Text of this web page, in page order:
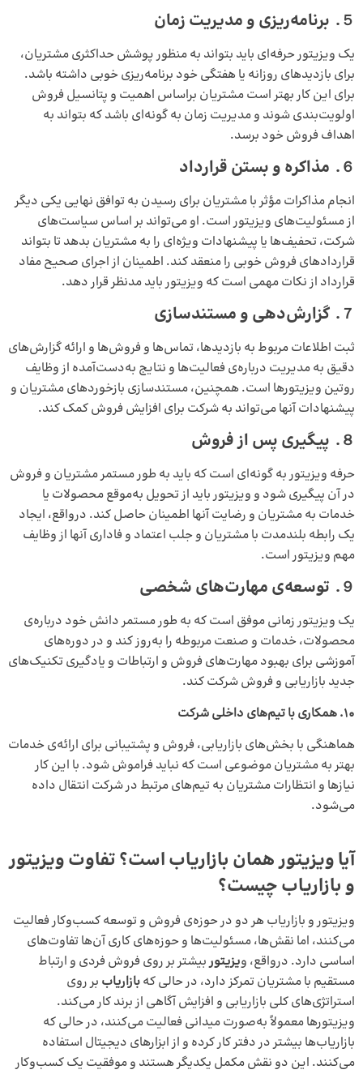
５. برنامه‌ریزی و مدیریت زمان
یک ویزیتور حرفه‌ای باید بتواند به منظور پوشش حداکثری مشتریان،
برای بازدیدهای روزانه یا هفتگی خود برنامه‌ریزی خوبی داشته باشد.
برای این کار بهتر است مشتریان براساس اهمیت و پتانسیل فروش
اولویت‌بندی شوند و مدیریت زمان به گونه‌ای باشد که بتواند به
اهداف فروش خود برسد.
６. مذاکره و بستن قرارداد
انجام مذاکرات مؤثر با مشتریان برای رسیدن به توافق نهایی یکی دیگر
از مسئولیت‌های ویزیتور است. او می‌تواند بر اساس سیاست‌های
شرکت، تحفیف‌ها یا پیشنهادات ویژه‌ای را به مشتریان بدهد تا بتواند
قراردادهای فروش خوبی را منعقد کند. اطمینان از اجرای صحیح مفاد
قرارداد از نکات مهمی است که ویزیتور باید مدنظر قرار دهد.
７. گزارش‌دهی و مستندسازی
ثبت اطلاعات مربوط به بازدیدها، تماس‌ها و فروش‌ها و ارائه‌ گزارش‌های
دقیق به مدیریت درباره‌ی فعالیت‌ها و نتایج به‌دست‌آمده از وظایف
روتین ویزیتورها است. همچنین، مستندسازی بازخوردهای مشتریان و
پیشنهادات آنها می‌تواند به شرکت برای افزایش فروش کمک کند.
８. پیگیری پس از فروش
حرفه ویزیتور به گونه‌ای است که باید به طور مستمر مشتریان و فروش
در آن پیگیری شود و ویزیتور باید از تحویل به‌موقع محصولات یا
خدمات به مشتریان و رضایت آنها اطمینان حاصل کند. درواقع، ایجاد
یک رابطه بلندمدت با مشتریان و جلب اعتماد و فاداری آنها از وظایف
مهم ویزیتور است.
９. توسعه‌ی مهارت‌های شخصی
یک ویزیتور زمانی موفق است که به طور مستمر دانش خود درباره‌ی
محصولات، خدمات و صنعت مربوطه را به‌روز کند و در دوره‌های
آموزشی برای بهبود مهارت‌های فروش و ارتباطات و یادگیری تکنیک‌های
جدید بازاریابی و فروش شرکت کند.
10
.همکاری با تیم‌های داخلی شرکت
هماهنگی با بخش‌های بازاریابی، فروش و پشتیبانی برای ارائه‌ی خدمات
بهتر به مشتریان موضوعی است که نباید فراموش شود. با این کار
نیازها و انتظارات مشتریان به تیم‌های مرتبط در شرکت انتقال داده
می‌شود.
آیا ویزیتور همان بازاریاب است؟ تفاوت ویزیتور
و بازاریاب چیست؟
ویزیتور و بازاریاب هر دو در حوزه‌ی فروش و توسعه‌ کسب‌وکار فعالیت
می‌کنند، اما نقش‌ها، مسئولیت‌ها و حوزه‌های کاری آن‌ها تفاوت‌های
اساسی دارد. درواقع، ویزیتوربیشتر بر روی فروش فردی و ارتباط
مستقیم با مشتریان تمرکز دارد، در حالی کهبازاریاب بر روی
استراتژی‌های کلی بازاریابی و افزایش آگاهی از برند کار می‌کند.
ویزیتورها معمولاً به‌صورت میدانی فعالیت می‌کنند، در حالی که
بازاریاب‌ها بیشتر در دفتر کار کرده و از ابزارهای دیجیتال استفاده
می‌کنند. این دو نقش مکمل یکدیگر هستند و موفقیت یک کسب‌وکار